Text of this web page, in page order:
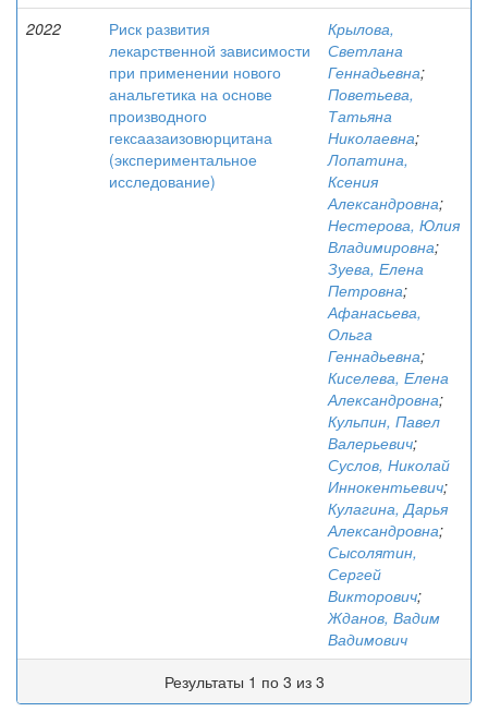
2022
Риск развития
лекарственной зависимости
при применении нового
анальгетика на основе
производного
гексаазаизовюрцитана
(экспериментальное
исследование)
Крылова,
Светлана
Геннадьевна;
Поветьева,
Татьяна
Николаевна;
Лопатина,
Ксения
Александровна;
Нестерова, Юлия
Владимировна;
Зуева, Елена
Петровна;
Афанасьева,
Ольга
Геннадьевна;
Киселева, Елена
Александровна;
Кульпин, Павел
Валерьевич;
Суслов, Николай
Иннокентьевич;
Кулагина, Дарья
Александровна;
Сысолятин,
Сергей
Викторович;
Жданов, Вадим
Вадимович
Результаты 1 по 3 из 3